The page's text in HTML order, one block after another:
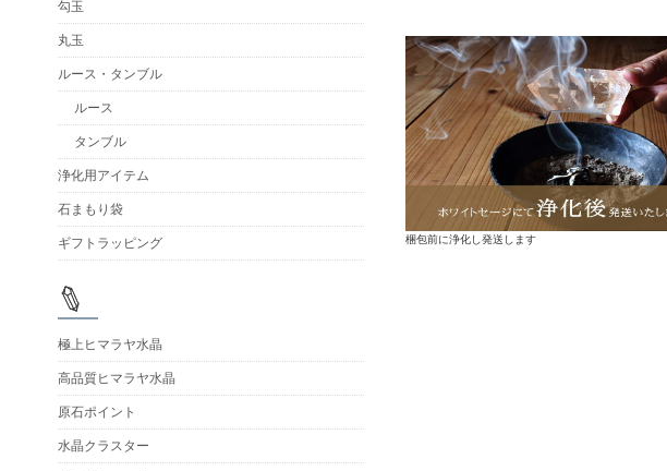
梱包前に浄化し発送します
勾玉
丸玉
ルース・タンブル
ルース
タンブル
浄化用アイテム
石まもり袋
ギフトラッピング
極上ヒマラヤ水晶
高品質ヒマラヤ水晶
原石ポイント
水晶クラスター